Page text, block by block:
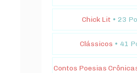
Chick Lit • 23
Clássicos • 41
Contos Poesias